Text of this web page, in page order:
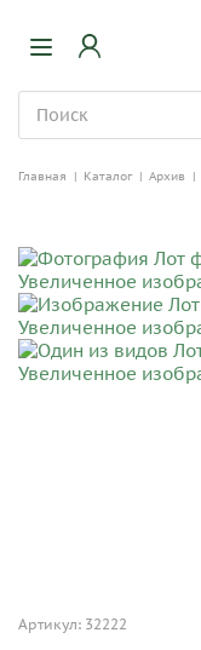
Главная | Каталог | Архив |
Артикул: 32222